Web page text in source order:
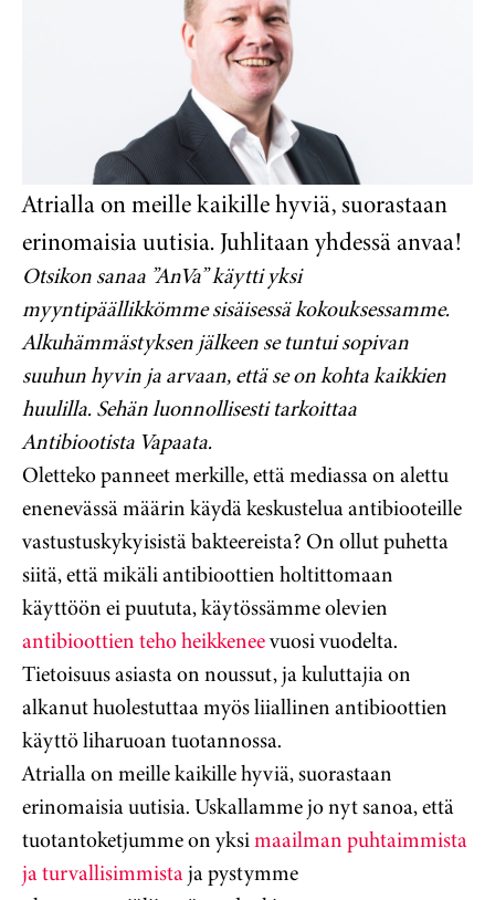
Atrialla on meille kaikille hyviä, suorastaan
erinomaisia uutisia. Juhlitaan yhdessä anvaa!
Otsikon sanaa ”AnVa” käytti yksi
myyntipäällikkömme sisäisessä kokouksessamme.
Alkuhämmästyksen jälkeen se tuntui sopivan
suuhun hyvin ja arvaan, että se on kohta kaikkien
huulilla. Sehän luonnollisesti tarkoittaa
Antibiootista Vapaata.
Oletteko panneet merkille, että mediassa on alettu
enenevässä määrin käydä keskustelua antibiooteille
vastustuskykyisistä bakteereista? On ollut puhetta
siitä, että mikäli antibioottien holtittomaan
käyttöön ei puututa, käytössämme olevien
antibioottien teho heikkeneevuosi vuodelta.
Tietoisuus asiasta on noussut, ja kuluttajia on
alkanut huolestuttaa myös liiallinen antibioottien
käyttö liharuoan tuotannossa.
Atrialla on meille kaikille hyviä, suorastaan
erinomaisia uutisia. Uskallamme jo nyt sanoa, että
tuotantoketjumme on yksimaailman puhtaimmista
ja turvallisimmistaja pystymme